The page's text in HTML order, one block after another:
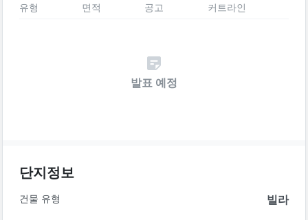
유형 면적 공고 커트라인
발표 예정
단지정보
건물 유형 빌라